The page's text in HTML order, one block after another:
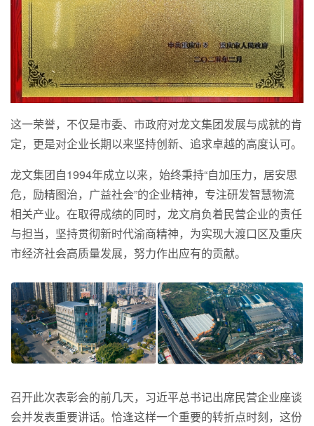
这一荣誉，不仅是市委、市政府对龙文集团发展与成就的肯
定，更是对企业长期以来坚持创新、追求卓越的高度认可。
龙文集团自1994年成立以来，始终秉持“自加压力，居安思
危，励精图治，广益社会”的企业精神，专注研发智慧物流
相关产业。在取得成绩的同时，龙文肩负着民营企业的责任
与担当，坚持贯彻新时代渝商精神，为实现大渡口区及重庆
市经济社会高质量发展，努力作出应有的贡献。
召开此次表彰会的前几天，习近平总书记出席民营企业座谈
会并发表重要讲话。恰逢这样一个重要的转折点时刻，这份